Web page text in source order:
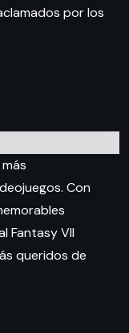
por los
Con
Fantasy VII
queridos de